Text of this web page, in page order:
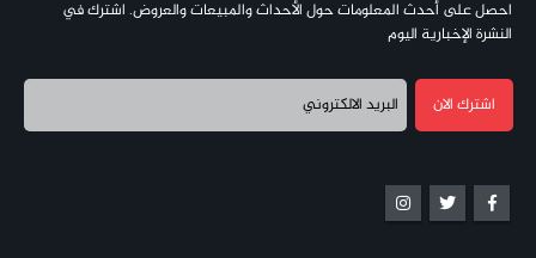
احصل على أحدث المعلومات حول الأحداث والمبيعات والعروض. اشترك في
النشرة الإخبارية اليوم